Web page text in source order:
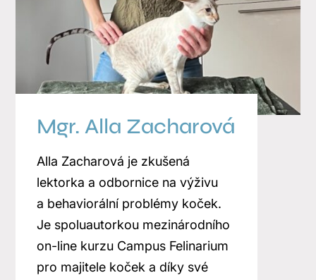
Mgr. Alla Zacharová
Alla Zacharová je zkušená
lektorka a odbornice na výživu
a behaviorální problémy koček.
Je spoluautorkou mezinárodního
on-line kurzu Campus Felinarium
pro majitele koček a díky své